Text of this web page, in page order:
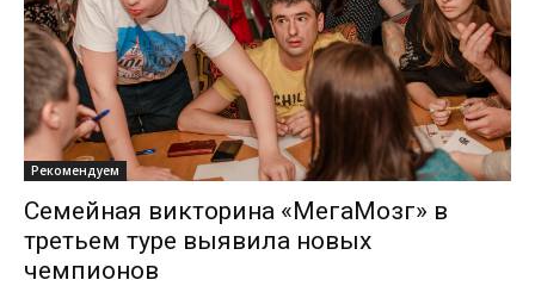
Рекомендуем
Семейная викторина «МегаМозг» в
третьем туре выявила новых
чемпионов